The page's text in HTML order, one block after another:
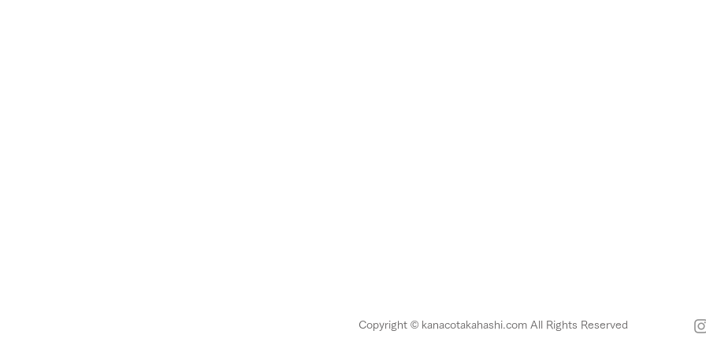
Copyright ©️ kanacotakahashi.com All Rights Reserved